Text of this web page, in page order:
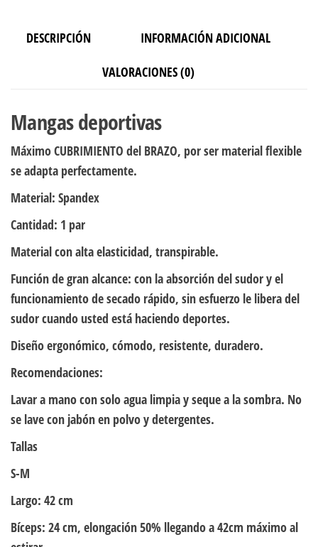
DESCRIPCIÓN
INFORMACIÓN ADICIONAL
VALORACIONES (0)
Mangas deportivas
Máximo CUBRIMIENTO del BRAZO, por ser material flexible
se adapta perfectamente.
Material: Spandex
Cantidad: 1 par
Material con alta elasticidad, transpirable.
Función de gran alcance: con la absorción del sudor y el
funcionamiento de secado rápido, sin esfuerzo le libera del
sudor cuando usted está haciendo deportes.
Diseño ergonómico, cómodo, resistente, duradero.
Recomendaciones:
Lavar a mano con solo agua limpia y seque a la sombra. No
se lave con jabón en polvo y detergentes.
Tallas
S-M
Largo: 42 cm
Bíceps: 24 cm, elongación 50% llegando a 42cm máximo al